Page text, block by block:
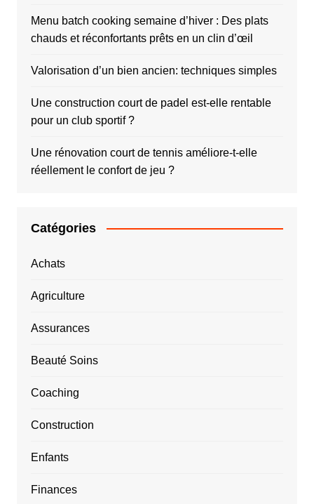
Menu batch cooking semaine d’hiver : Des plats
chauds et réconfortants prêts en un clin d’œil
Valorisation d’un bien ancien: techniques simples
Une construction court de padel est-elle rentable
pour un club sportif ?
Une rénovation court de tennis améliore-t-elle
réellement le confort de jeu ?
Catégories
Achats
Agriculture
Assurances
Beauté Soins
Coaching
Construction
Enfants
Finances